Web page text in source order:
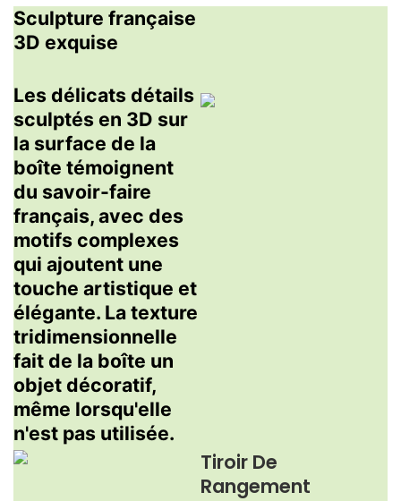
Sculpture française
3D exquise
Les délicats détails
sculptés en 3D sur
la surface de la
boîte témoignent
du savoir-faire
français, avec des
motifs complexes
qui ajoutent une
touche artistique et
élégante. La texture
tridimensionnelle
fait de la boîte un
objet décoratif,
même lorsqu'elle
n'est pas utilisée.
Tiroir De
Rangement